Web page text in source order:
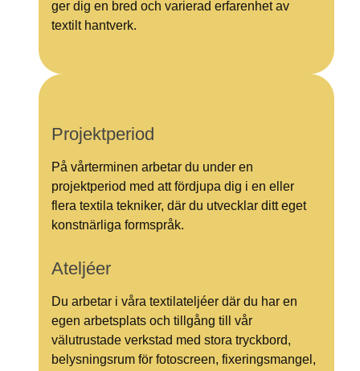
ger dig en bred och varierad erfarenhet av
textilt hantverk.
Projektperiod
På vårterminen arbetar du under en
projektperiod med att fördjupa dig i en eller
flera textila tekniker, där du utvecklar ditt eget
konstnärliga formspråk.
Ateljéer
Du arbetar i våra textilateljéer där du har en
egen arbetsplats och tillgång till vår
välutrustade verkstad med stora tryckbord,
belysningsrum för fotoscreen, fixeringsmangel,